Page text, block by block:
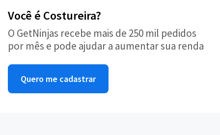
Você é Costureira?
O GetNinjas recebe mais de 250 mil pedidos
por mês e pode ajudar a aumentar sua renda
Quero me cadastrar